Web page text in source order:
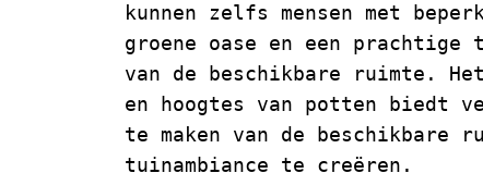
kunnen zelfs mensen met
groene oase en een prachtige
van de beschikbare ruimte.
en hoogtes van potten biedt
te maken van de beschikbare
tuinambiance te creëren.